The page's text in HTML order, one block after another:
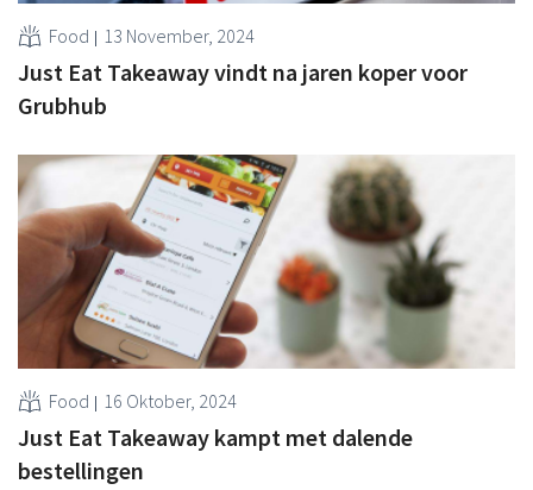
Food 13 November, 2024
Just Eat Takeaway vindt na jaren koper voor
Grubhub
Food 16 Oktober, 2024
Just Eat Takeaway kampt met dalende
bestellingen